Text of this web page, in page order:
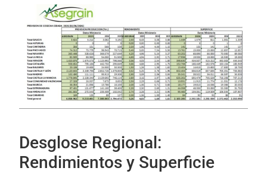
Desglose Regional:
Rendimientos y Superficie